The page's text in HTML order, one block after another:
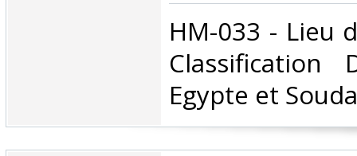
‎HM-033 - Lieu
Classification
Egypte et